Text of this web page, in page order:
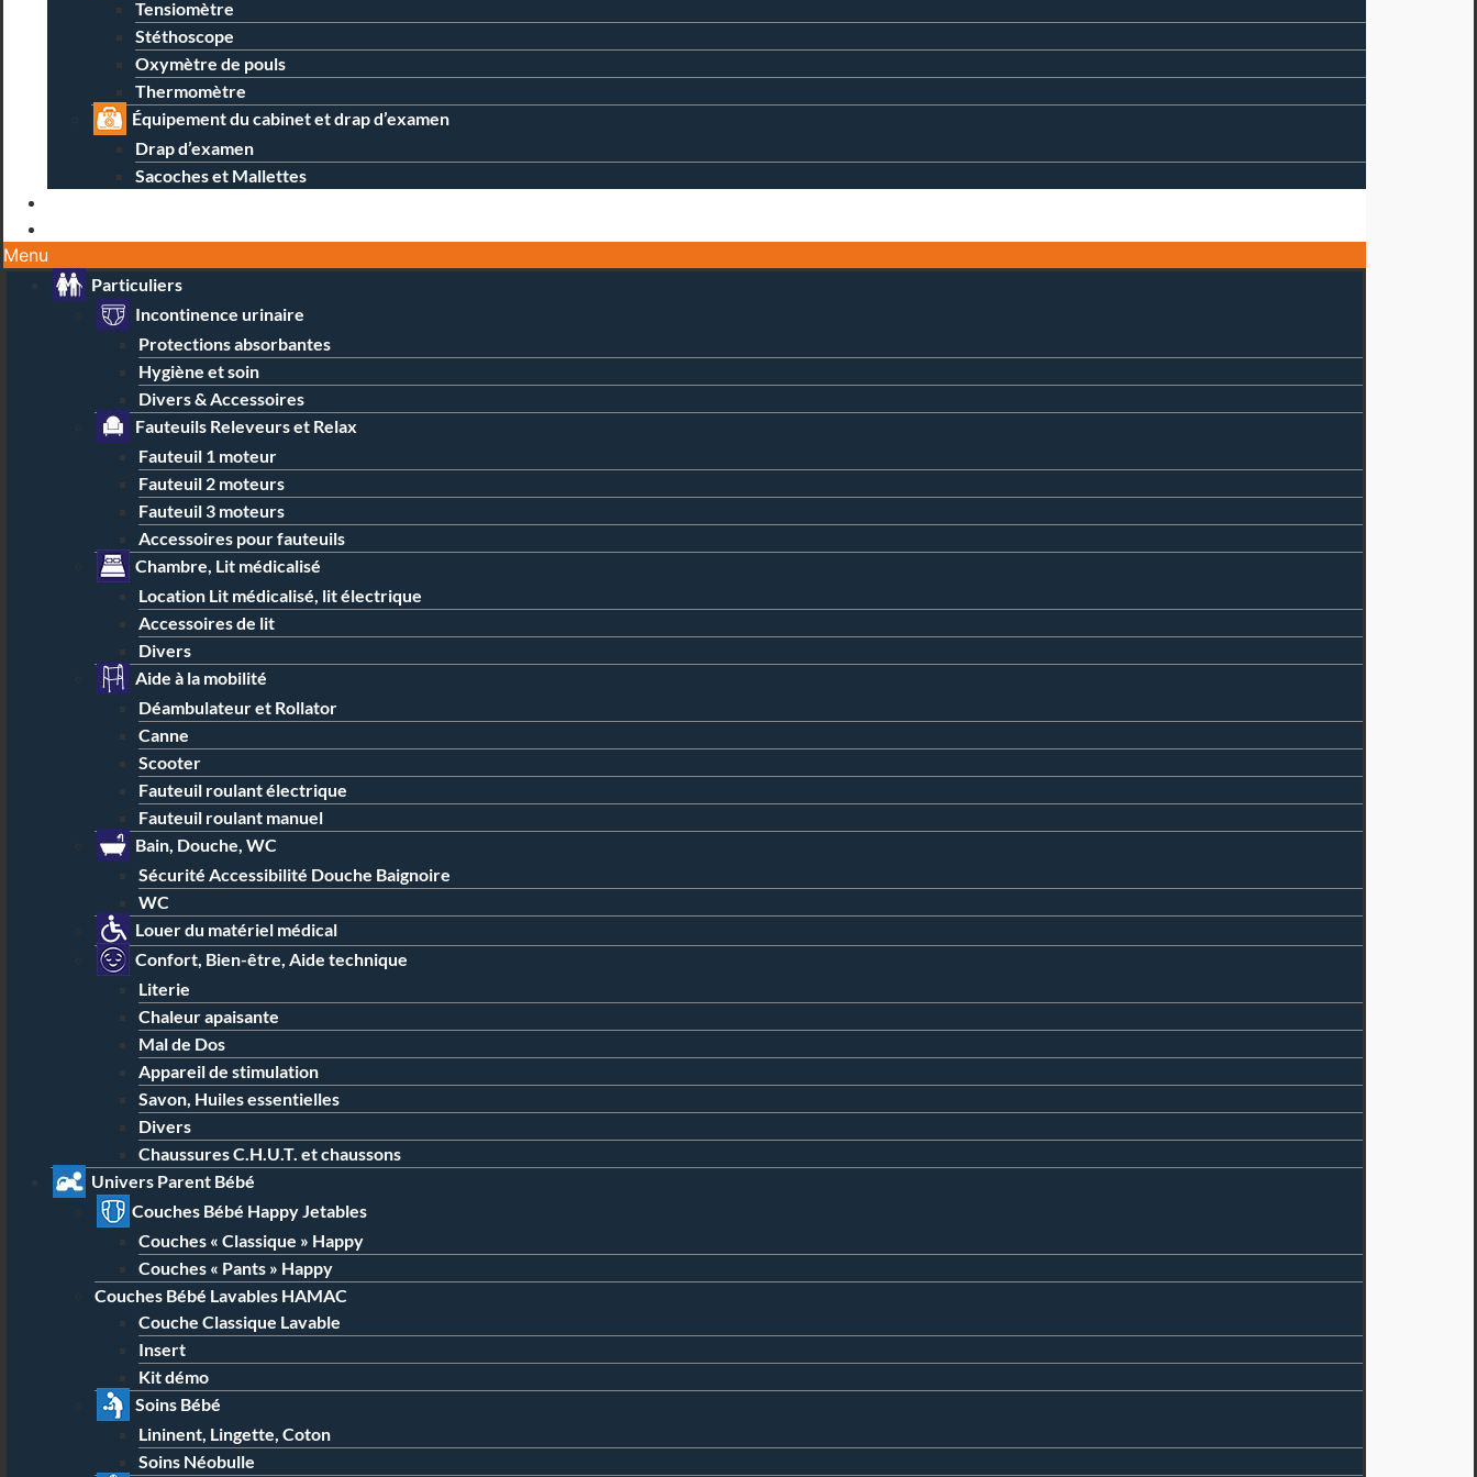
Tensiomètre
Stéthoscope
Oxymètre de pouls
Thermomètre
Équipement du cabinet et drap d’examen
Drap d’examen
Sacoches et Mallettes
Menu
Particuliers
Incontinence urinaire
Protections absorbantes
Hygiène et soin
Divers & Accessoires
Fauteuils Releveurs et Relax
Fauteuil 1 moteur
Fauteuil 2 moteurs
Fauteuil 3 moteurs
Accessoires pour fauteuils
Chambre, Lit médicalisé
Location Lit médicalisé, lit électrique
Accessoires de lit
Divers
Aide à la mobilité
Déambulateur et Rollator
Canne
Scooter
Fauteuil roulant électrique
Fauteuil roulant manuel
Bain, Douche, WC
Sécurité Accessibilité Douche Baignoire
WC
Louer du matériel médical
Confort, Bien-être, Aide technique
Literie
Chaleur apaisante
Mal de Dos
Appareil de stimulation
Savon, Huiles essentielles
Divers
Chaussures C.H.U.T. et chaussons
Univers Parent Bébé
Couches Bébé Happy Jetables
Couches « Classique » Happy
Couches « Pants » Happy
Couches Bébé Lavables HAMAC
Couche Classique Lavable
Insert
Kit démo
Soins Bébé
Lininent, Lingette, Coton
Soins Néobulle